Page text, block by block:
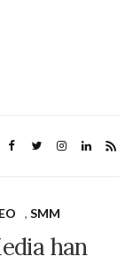
, SMM
han